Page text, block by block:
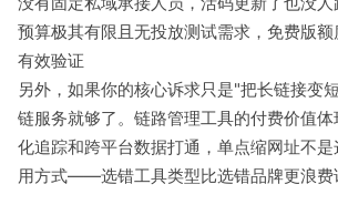
预算极其有限且无投放测试需求，免费版
有效验证
另外，如果你的核心诉求只是"把长链接变
链服务就够了。链路管理工具的付费价值
化追踪和跨平台数据打通，单点缩网址不
用方式——选错工具类型比选错品牌更浪费